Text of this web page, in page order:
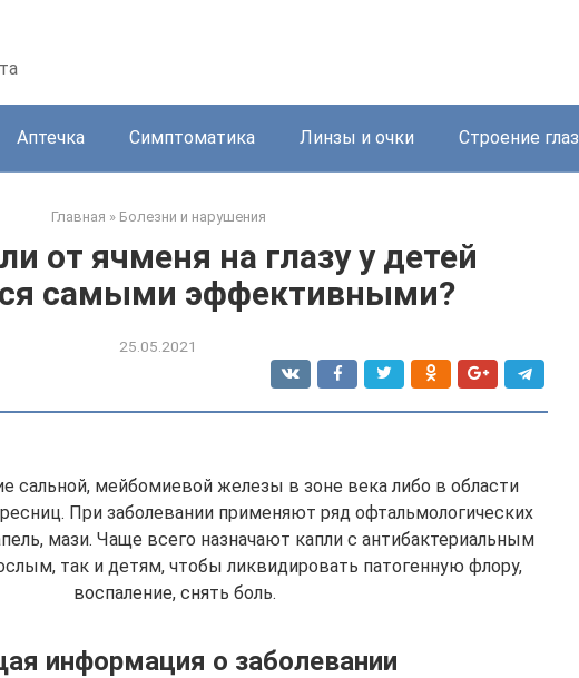
Аптечка Симптоматика Линзы и очки Строение глаз
Главная » Болезни и нарушения
от ячменя на глазу у детей
самыми эффективными?
25.05.2021
сальной, мейбомиевой железы в зоне века либо в области
При заболевании применяют ряд офтальмологических
мази. Чаще всего назначают капли с антибактериальным
так и детям, чтобы ликвидировать патогенную флору,
воспаление, снять боль.
информация о заболевании